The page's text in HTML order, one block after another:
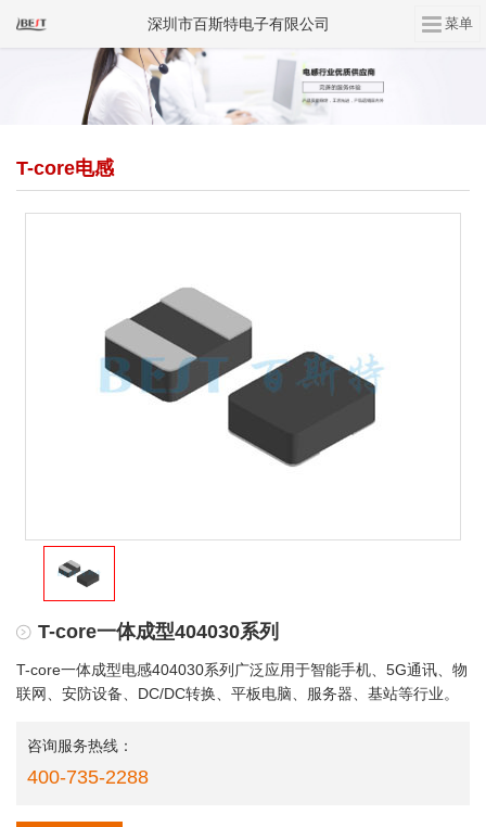
T-core电感
T-core一体成型404030系列
T-core一体成型电感404030系列广泛应用于智能手机、5G通讯、物
联网、安防设备、DC/DC转换、平板电脑、服务器、基站等行业。
咨询服务热线：
400-735-2288
深圳市百斯特电子有限公司